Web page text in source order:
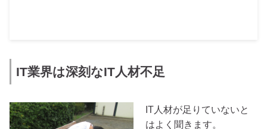
IT業界は深刻なIT人材不足
IT人材が足りていないと
はよく聞きます。